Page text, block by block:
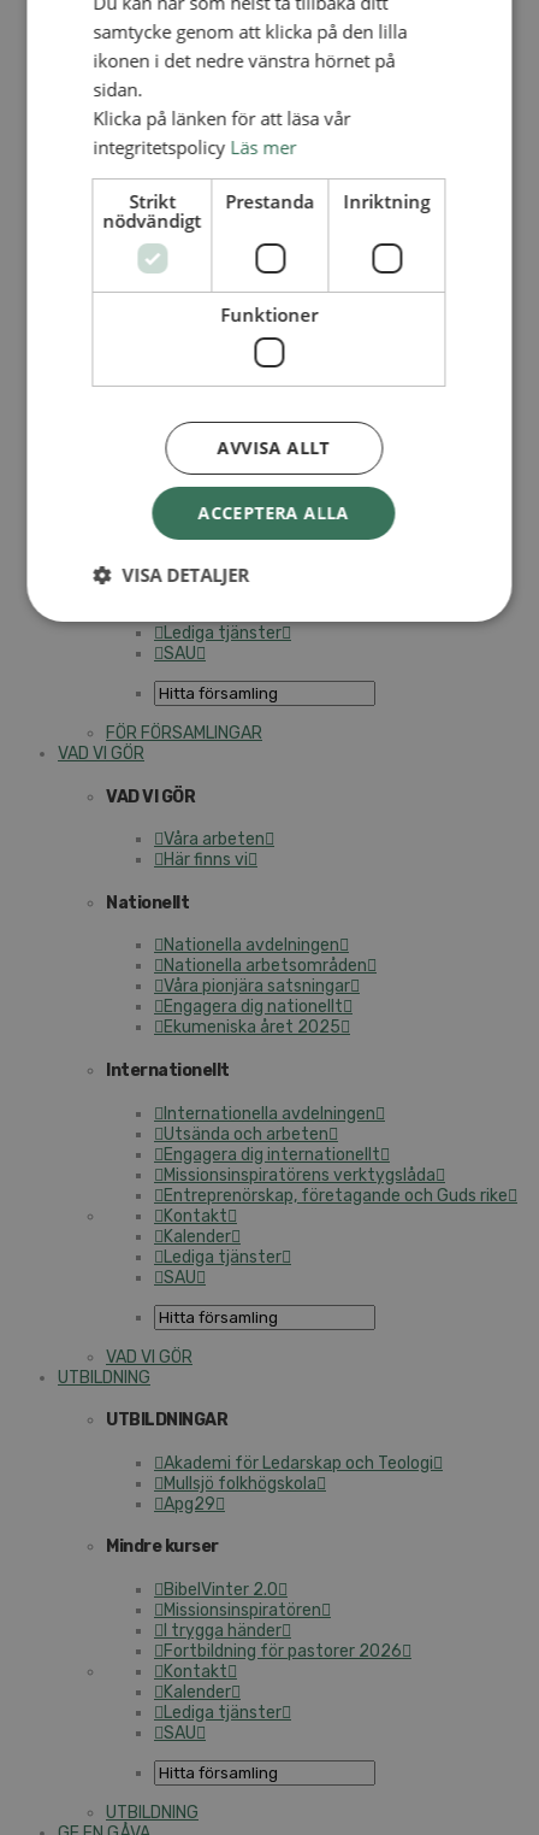
Lediga tjänster
FÖR FÖRSAMLINGAR
FÖRDJUPNING OCH UTVECKLING
Apollos – församlingsutveckling
Smågrupper
Skapelse och miljö
Gudstjänst
Vänförsamling
Integrationsarbete
För barns bästa – överallt
Missionsinspiratörens verktygslåda
Materialbank
Kyrkoavgiften
LOGGA IN
Dokumentbanken
Medlemsregister (NGOPRO)
SAMP – personalförbundet
Kontakt
Lediga tjänster
SAU
FÖR FÖRSAMLINGAR
VAD VI GÖR
VAD VI GÖR
Våra arbeten
Här finns vi
Nationellt
Nationella avdelningen
Nationella arbetsområden
Våra pionjära satsningar
Engagera dig nationellt
Ekumeniska året 2025
Internationellt
Internationella avdelningen
Utsända och arbeten
Engagera dig internationellt
Missionsinspiratörens verktygslåda
Entreprenörskap, företagande och Guds rike
Kontakt
Kalender
Lediga tjänster
SAU
VAD VI GÖR
UTBILDNING
UTBILDNINGAR
Akademi för Ledarskap och Teologi
Mullsjö folkhögskola
Apg29
Mindre kurser
BibelVinter 2.0
Missionsinspiratören
I trygga händer
Fortbildning för pastorer 2026
Kontakt
Kalender
Lediga tjänster
SAU
UTBILDNING
samtycke genom att klicka på den lilla
ikonen i det nedre vänstra hörnet på
sidan.
Klicka på länken för att läsa vår
integritetspolicy Läs mer
Strikt
nödvändigt
Prestanda Inriktning
Funktioner
ACCEPTERA ALLA
AVVISA ALLT
VISA DETALJER